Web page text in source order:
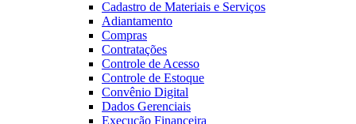
Cadastro de Materiais e Serviços
Adiantamento
Compras
Contratações
Controle de Acesso
Controle de Estoque
Convênio Digital
Dados Gerenciais
Execução Financeira